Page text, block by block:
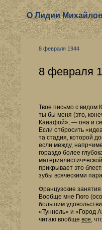
О Лидии
8 февраля 1944
8 февраля
Твое письмо с видом
ты бы меня (это,
Каиафой», — она и
Если отбросить
та стадия, которой
если между,
гораздо более
прикрывает это
зубы всяческими
Французские
Вообще мне Гюго
большим
«Туннель» и «Город
читаю вообще все,